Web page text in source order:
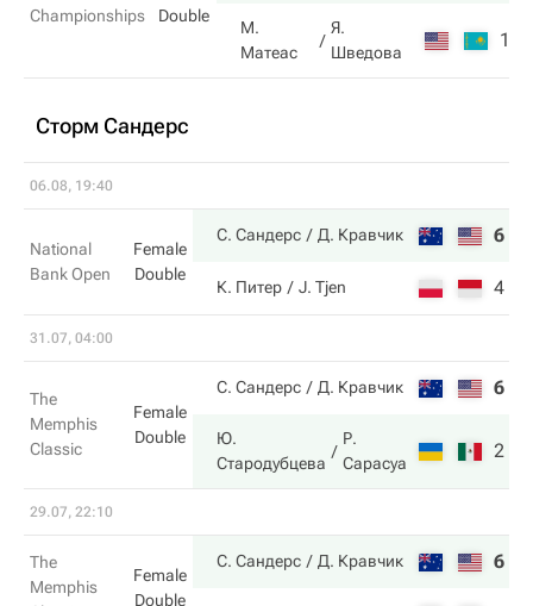
Championships
Double
М.
Матеас
Я.
Шведова
1
Сторм Сандерс
06.08, 19:40
National
Bank Open
Female
Double
С. Сандерс Д. Кравчик 6
К. Питер J. Tjen 4
31.07, 04:00
The
Memphis
Classic
Female
Double
С. Сандерс Д. Кравчик 6
Ю.
Стародубцева
Р.
Сарасуа
2
29.07, 22:10
The
Memphis
Female
Double
С. Сандерс Д. Кравчик 6